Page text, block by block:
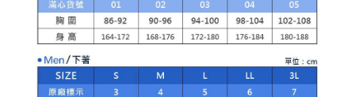
時審查核予不同之上限額度；若仍有額度不足之情形，本公司將視審查結果
請求用戶進行身份認證。
５．嚴禁一人註冊多個帳號或使用他人資訊註冊。若發現惡意使用之情形，
離島宅配
免運費